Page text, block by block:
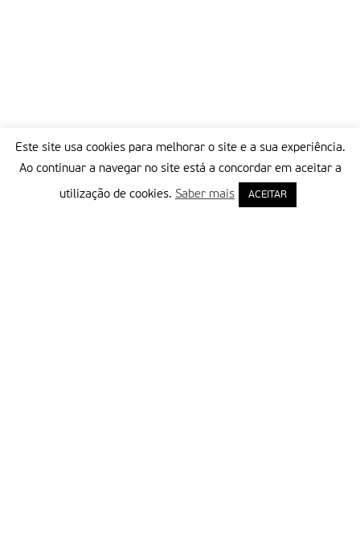
Este site usa cookies para melhorar o site e a sua experiência.
Ao continuar a navegar no site está a concordar em aceitar a
utilização de cookies. Saber mais ACEITAR